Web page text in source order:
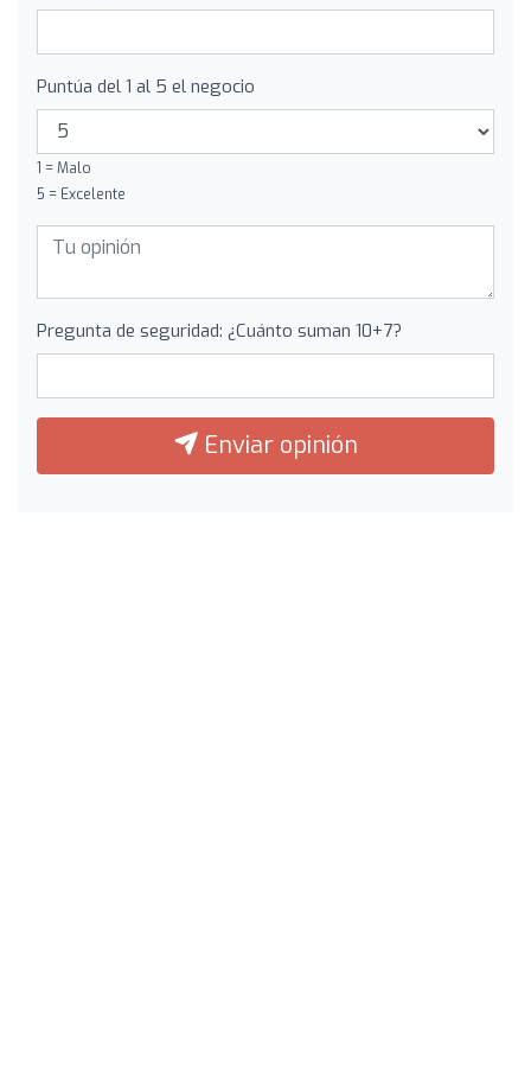
Puntúa del 1 al 5 el negocio
1 = Malo
5 = Excelente
Pregunta de seguridad: ¿Cuánto suman 10+7?
Enviar opinión